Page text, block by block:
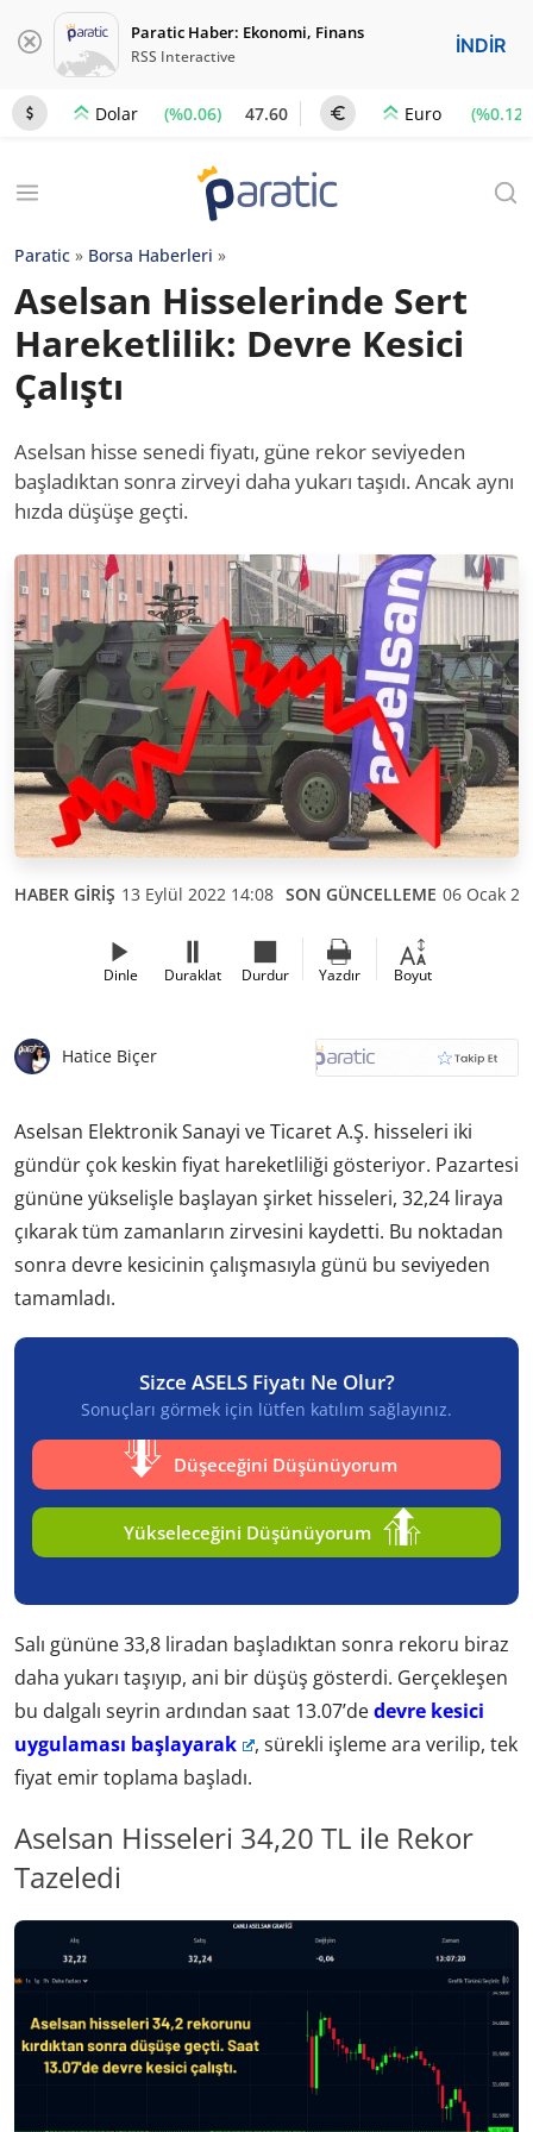
Paratic Haber: Ekonomi, Finans
RSS Interactive İNDİR
Dolar (%0.06) 47.60 Euro (%0.12)
Paratic » Borsa Haberleri »
Aselsan Hisselerinde Sert
Hareketlilik: Devre Kesici
Çalıştı
Aselsan hisse senedi fiyatı, güne rekor seviyeden
başladıktan sonra zirveyi daha yukarı taşıdı. Ancak aynı
hızda düşüşe geçti.
HABER GİRİŞ 13 Eylül 2022 14:08 SON GÜNCELLEME 06 Ocak
Dinle Duraklat Durdur Yazdır Boyut
Hatice Biçer
Aselsan Elektronik Sanayi ve Ticaret A.Ş. hisseleri iki
gündür çok keskin fiyat hareketliliği gösteriyor. Pazartesi
gününe yükselişle başlayan şirket hisseleri, 32,24 liraya
çıkarak tüm zamanların zirvesini kaydetti. Bu noktadan
sonra devre kesicinin çalışmasıyla günü bu seviyeden
tamamladı.
Sizce ASELS Fiyatı Ne Olur?
Sonuçları görmek için lütfen katılım sağlayınız.
Düşeceğini Düşünüyorum
Yükseleceğini Düşünüyorum
Salı gününe 33,8 liradan başladıktan sonra rekoru biraz
daha yukarı taşıyıp, ani bir düşüş gösterdi. Gerçekleşen
bu dalgalı seyrin ardından saat 13.07’dedevre kesici
uygulaması başlayarak
, sürekli işleme ara verilip, tek
fiyat emir toplama başladı.
Aselsan Hisseleri 34,20 TL ile Rekor
Tazeledi